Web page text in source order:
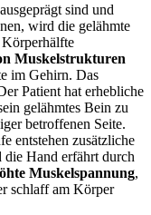
sind und
wird die gelähmte
Körperhälfte
Muskelstrukturen
im Gehirn. Das
Patient hat erhebliche
gelähmtes Bein zu
betroffenen Seite.
entstehen zusätzliche
Hand erfährt durch
Muskelspannung,
schlaff am Körper